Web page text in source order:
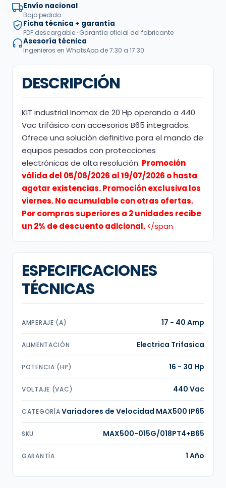
Envío nacional
Bajo pedido
Ficha técnica + garantía
PDF descargable · Garantía oficial del fabricante
Asesoría técnica
Ingenieros en WhatsApp de 7:30 a 17:30
DESCRIPCIÓN
KIT industrial Inomax de 20 Hp operando a 440
Vac trifásico con accesorios B65 integrados.
Ofrece una solución definitiva para el mando de
equipos pesados con protecciones
electrónicas de alta resolución. Promoción
válida del 05/06/2026 al 19/07/2026 o hasta
agotar existencias. Promoción exclusiva los
viernes. No acumulable con otras ofertas.
Por compras superiores a 2 unidades recibe
un 2% de descuento adicional.</span
ESPECIFICACIONES
TÉCNICAS
AMPERAJE (A) 17 - 40 Amp
ALIMENTACIÓN Electrica Trifasica
POTENCIA (HP) 16 - 30 Hp
VOLTAJE (VAC) 440 Vac
CATEGORÍAVariadores de Velocidad MAX500 IP65
SKU MAX500-015G/018PT4+B65
GARANTÍA 1 Año